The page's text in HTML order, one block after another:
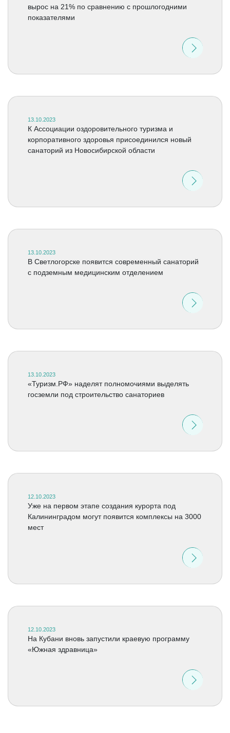
вырос на 21% по сравнению с прошлогодними
показателями
13.10.2023
К Ассоциации оздоровительного туризма и
корпоративного здоровья присоединился новый
санаторий из Новосибирской области
13.10.2023
В Светлогорске появится современный санаторий
с подземным медицинским отделением
13.10.2023
«Туризм.РФ» наделят полномочиями выделять
госземли под строительство санаториев
12.10.2023
Уже на первом этапе создания курорта под
Калининградом могут появится комплексы на 3000
мест
12.10.2023
На Кубани вновь запустили краевую программу
«Южная здравница»